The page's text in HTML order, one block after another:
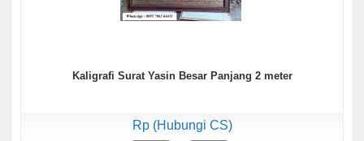
Kaligrafi Surat Yasin Besar Panjang 2 meter
Rp (Hubungi CS)